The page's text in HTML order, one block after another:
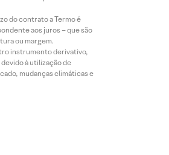
do contrato a Termo é
aos juros – que são
ou margem.
instrumento derivativo,
à utilização de
mudanças climáticas e